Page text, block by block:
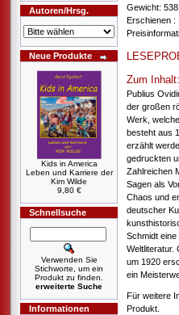
Autoren/Hrsg.
Neue Produkte
Kids in America
Leben und Karriere der
Kim Wilde
9,80 €
Schnellsuche
Verwenden Sie
Stichworte, um ein
Produkt zu finden.
erweiterte Suche
Informationen
Gewicht:
Erschienen :
Zum Inhalt:
Publius
der großen
Werk,
besteht aus
erzählt
gedruckten
Zahlreichen
Sagen als
Chaos und
deutscher
Schmidt
Weltliteratur.
um 1920
ein
Für weitere
Produkt.